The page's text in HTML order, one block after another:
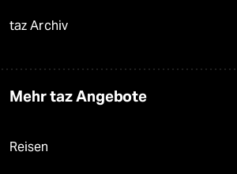
taz Archiv
Mehr taz Angebote
Reisen